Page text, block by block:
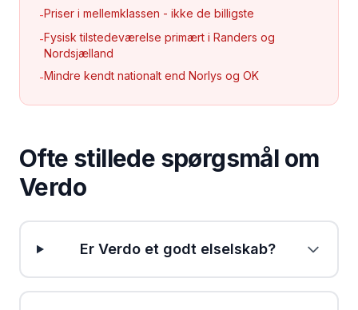
-Priser i mellemklassen - ikke de billigste
-Fysisk tilstedeværelse primært i Randers og
Nordsjælland
-Mindre kendt nationalt end Norlys og OK
Ofte stillede spørgsmål om
Verdo
Er Verdo et godt elselskab?